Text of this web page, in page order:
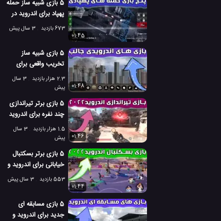
5 بازی شبیه ساز حمله
پهپاد برای اندروید در
سال 2022
673 بازدید
3 سال پیش
01:45
5 بازی شبیه ساز
تخریب واقعی برای
اندروید و iOS
2.3 هزار بازدید
3 سال
پیش
01:48
5 بازی برتر تیراندازی
چند نفره برای اندروید
و iOS
1.5 هزار بازدید
3 سال
پیش
01:46
5 بازی برتر بسکتبال
خیابانی برای اندروید و
iOS
553 بازدید
3 سال پیش
01:44
5 بازی مسابقه ای
جدید برای اندروید و